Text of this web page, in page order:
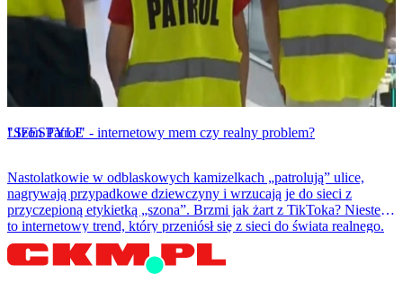
LIFESTYLE
"Szon Patrol" - internetowy mem czy realny problem?
Nastolatkowie w odblaskowych kamizelkach „patrolują” ulice,
nagrywają przypadkowe dziewczyny i wrzucają je do sieci z
przyczepioną etykietką „szona”. Brzmi jak żart z TikToka? Niestety
to internetowy trend, który przeniósł się z sieci do świata realnego.